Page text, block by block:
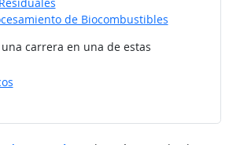
de Biocombustibles
carrera en una de estas